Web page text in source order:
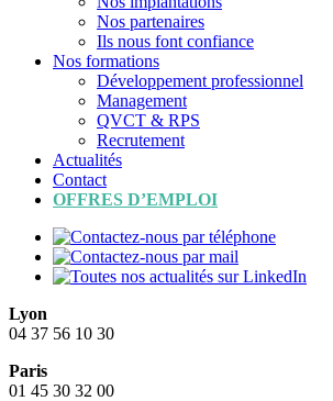
Nos partenaires
Ils nous font confiance
Nos formations
Développement professionnel
Management
QVCT & RPS
Recrutement
Actualités
Contact
OFFRES D’EMPLOI
Lyon
04 37 56 10 30
Paris
01 45 30 32 00